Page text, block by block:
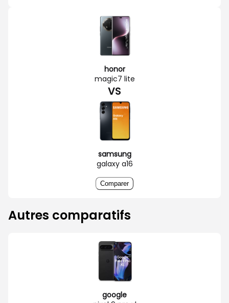
honor
magic7 lite
VS
samsung
galaxy a16
Comparer
Autres comparatifs
google